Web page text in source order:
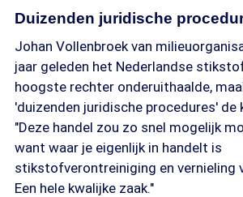
biodiversiteit in Nederland.
Duizenden juridische
Johan Vollenbroek van
jaar geleden het Nederlandse
hoogste rechter onderuithaalde,
'duizenden juridische procedures' de
"Deze handel zou zo snel mogelijk
want waar je eigenlijk in handelt is
stikstofverontreiniging en vernieling
Een hele kwalijke zaak."